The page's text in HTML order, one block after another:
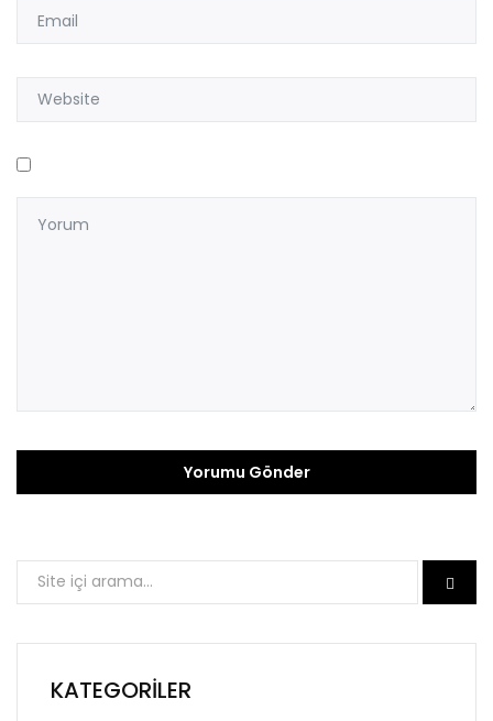
KATEGORILER